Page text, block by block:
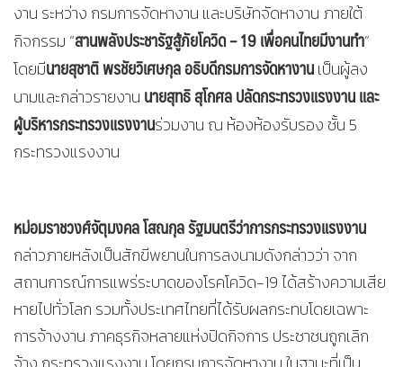
งาน ระหว่าง กรมการจัดหางาน และบริษัทจัดหางาน ภายใต้
กิจกรรม “สานพลังประชารัฐสู้ภัยโควิด – 19 เพื่อคนไทยมีงานทำ”
โดยมีนายสุชาติ พรชัยวิเศษกุล อธิบดีกรมการจัดหางานเป็นผู้ลง
นามและกล่าวรายงาน นายสุทธิ สุโกศล ปลัดกระทรวงแรงงาน และ
ผู้บริหารกระทรวงแรงงานร่วมงาน ณ ห้องห้องรับรอง ชั้น 5
กระทรวงแรงงาน
หม่อมราชวงศ์จัตุมงคล โสณกุล รัฐมนตรีว่าการกระทรวงแรงงาน
กล่าวภายหลังเป็นสักขีพยานในการลงนามดังกล่าวว่า จาก
สถานการณ์การแพร่ระบาดของโรคโควิด-19 ได้สร้างความเสีย
หายไปทั่วโลก รวมทั้งประเทศไทยที่ได้รับผลกระทบโดยเฉพาะ
การจ้างงาน ภาคธุรกิจหลายแห่งปิดกิจการ ประชาชนถูกเลิก